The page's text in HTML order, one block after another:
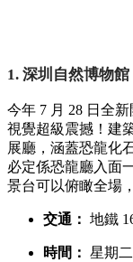
1. 深圳自然博物
今年 7 月 28 日全
視覺超級震撼！建
展廳，涵蓋恐龍化
必定係恐龍廳入面
景台可以俯瞰全場
交通： 地鐵
時間： 星期